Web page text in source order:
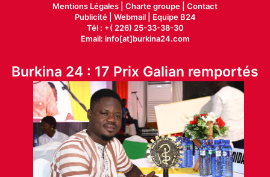
Mentions Légales | Charte groupe | Contact
Publicité| Webmail |
Equipe B24
Tél : +( 226) 25-33-38-30
Email: info[at]burkina24.com
Burkina 24 : 17 Prix Galian remportés